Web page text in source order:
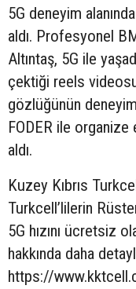
5G deneyim
aldı. Profesyonel
Altıntaş, 5G ile
çektiği reels
gözlüğünün
FODER ile organize
aldı.
Kuzey Kıbrıs
Turkcell’lilerin
5G hızını ücretsiz
hakkında daha
https://